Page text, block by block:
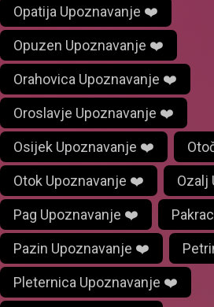
Opatija Upoznavanje ❤️
Opuzen Upoznavanje ❤️
Orahovica Upoznavanje ❤️
Oroslavje Upoznavanje ❤️
Osijek Upoznavanje ❤️
Otok Upoznavanje ❤️ Ozalj
Pag Upoznavanje ❤️
Pazin Upoznavanje ❤️
Pleternica Upoznavanje ❤️